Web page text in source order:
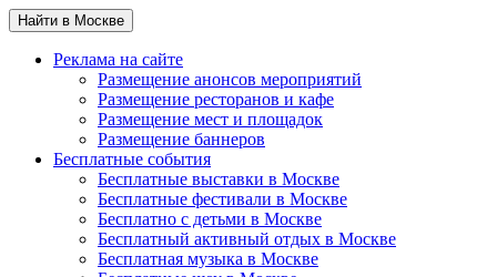
Найти в Москве
Реклама на сайте
Размещение анонсов мероприятий
Размещение ресторанов и кафе
Размещение мест и площадок
Размещение баннеров
Бесплатные события
Бесплатные выставки в Москве
Бесплатные фестивали в Москве
Бесплатно с детьми в Москве
Бесплатный активный отдых в Москве
Бесплатная музыка в Москве